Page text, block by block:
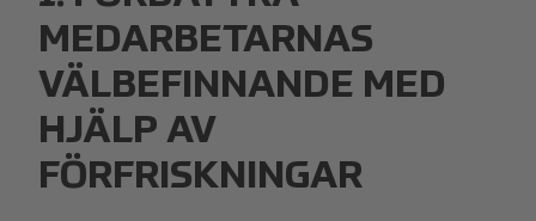
MEDARBETARNAS
VÄLBEFINNANDE MED
HJÄLP AV
FÖRFRISKNINGAR